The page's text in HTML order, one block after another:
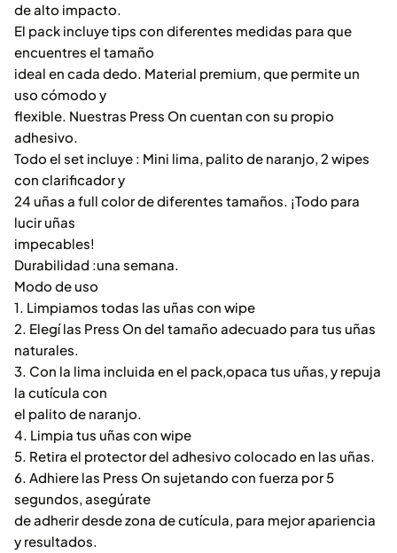
de alto impacto.
El pack incluye tips con diferentes medidas para que
encuentres el tamaño
ideal en cada dedo. Material premium, que permite un
uso cómodo y
flexible. Nuestras Press On cuentan con su propio
adhesivo.
Todo el set incluye : Mini lima, palito de naranjo, 2 wipes
con clarificador y
24 uñas a full color de diferentes tamaños. ¡Todo para
lucir uñas
impecables!
Durabilidad :una semana.
Modo de uso
1. Limpiamos todas las uñas con wipe
2. Elegí las Press On del tamaño adecuado para tus uñas
naturales.
3. Con la lima incluida en el pack,opaca tus uñas, y repuja
la cutícula con
el palito de naranjo.
4. Limpia tus uñas con wipe
5. Retira el protector del adhesivo colocado en las uñas.
6. Adhiere las Press On sujetando con fuerza por 5
segundos, asegúrate
de adherir desde zona de cutícula, para mejor apariencia
y resultados.